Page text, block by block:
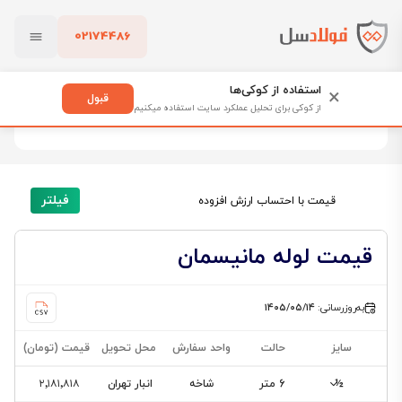
02174486
پاک کردن
قیمت لوله
قیمت با احتساب ارزش افزوده فیلتر
قیمت لوله مانیسمان
به‌روزرسانی:۱۴۰۵/۰۵/۱۴
سایز حالت واحد سفارش محل تحویل قیمت (تومان)
½ 6 متر شاخه انبار تهران ۲٬۱۸۱٬۸۱۸
× استفاده از کوکی‌ها
از کوکی برای تحلیل عملکرد سایت استفاده میکنیم
قبول